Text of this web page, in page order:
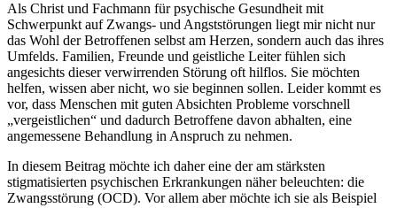
Als Christ und Fachmann für psychische Gesundheit mit
Schwerpunkt auf Zwangs- und Angststörungen liegt mir nicht nur
das Wohl der Betroffenen selbst am Herzen, sondern auch das ihres
Umfelds. Familien, Freunde und geistliche Leiter fühlen sich
angesichts dieser verwirrenden Störung oft hilflos. Sie möchten
helfen, wissen aber nicht, wo sie beginnen sollen. Leider kommt es
vor, dass Menschen mit guten Absichten Probleme vorschnell
„vergeistlichen“ und dadurch Betroffene davon abhalten, eine
angemessene Behandlung in Anspruch zu nehmen.
In diesem Beitrag möchte ich daher eine der am stärksten
stigmatisierten psychischen Erkrankungen näher beleuchten: die
Zwangsstörung (OCD). Vor allem aber möchte ich sie als Beispiel